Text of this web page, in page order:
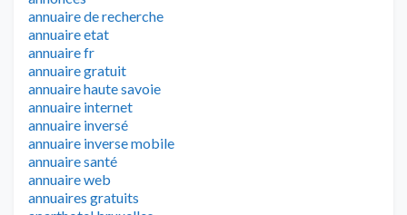
annuaire de recherche
annuaire etat
annuaire fr
annuaire gratuit
annuaire haute savoie
annuaire internet
annuaire inversé
annuaire inverse mobile
annuaire santé
annuaire web
annuaires gratuits